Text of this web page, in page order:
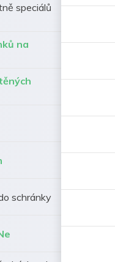
speciálů
na
schránky